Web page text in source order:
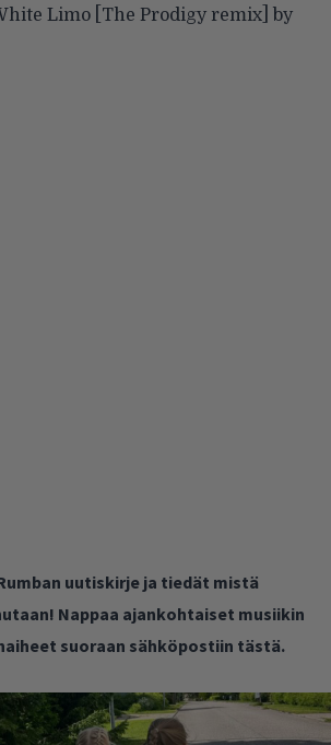
Limo [The Prodigy remix]
by
uutiskirje ja tiedät mistä
Nappaa ajankohtaiset musiikin
suoraan sähköpostiin tästä.